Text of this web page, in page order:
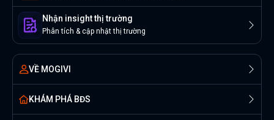
Nhận insight thị trường
Phân tích & cập nhật thị trường
VỀ MOGIVI
KHÁM PHÁ BĐS